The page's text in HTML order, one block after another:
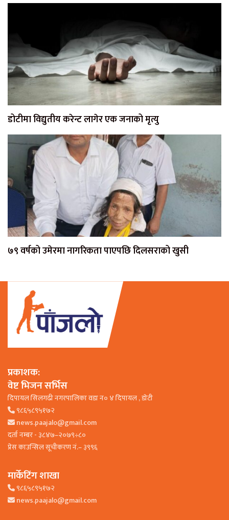
डोटीमा विद्युतीय करेन्ट लागेर एक जनाको मृत्यु
७९ वर्षको उमेरमा नागरिकता पाएपछि दिलसराको खुसी
प्रकाशक:
वेष्ट भिजन सर्भिस
दिपायल सिलगढी नगरपालिका वडा न० ४ दिपायल , डाेटी
९८६५८९५१७२
news.paajalo@gmail.com
दर्ता नम्बर - ३८४७–२०७९÷८०
प्रेस काउन्सिल सूचीकरण नं.– ३९९६
मार्केटिंग शाखा
९८६५८९५१७२
news.paajalo@gmail.com